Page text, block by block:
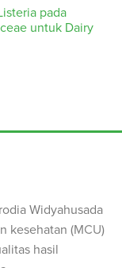
pada
untuk Dairy
Widyahusada
kesehatan (MCU)
hasil